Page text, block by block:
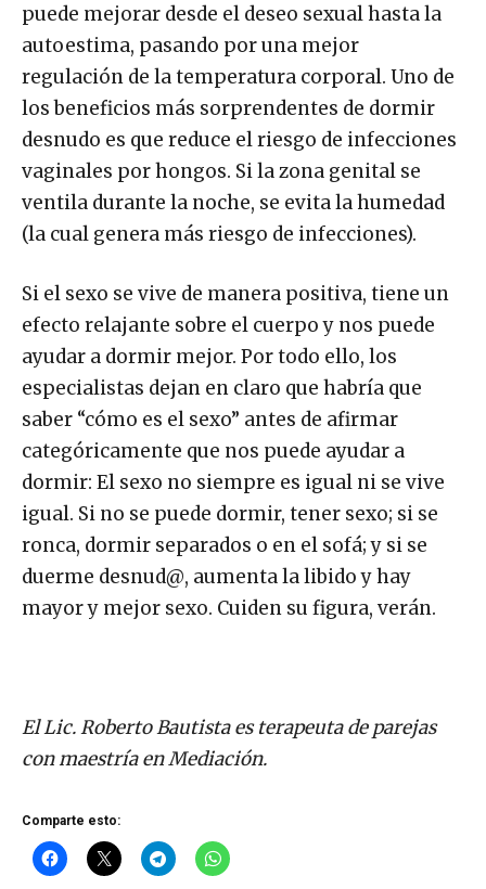
puede mejorar desde el deseo sexual hasta la
autoestima, pasando por una mejor
regulación de la temperatura corporal. Uno de
los beneficios más sorprendentes de dormir
desnudo es que reduce el riesgo de infecciones
vaginales por hongos. Si la zona genital se
ventila durante la noche, se evita la humedad
(la cual genera más riesgo de infecciones).
Si el sexo se vive de manera positiva, tiene un
efecto relajante sobre el cuerpo y nos puede
ayudar a dormir mejor. Por todo ello, los
especialistas dejan en claro que habría que
saber “cómo es el sexo” antes de afirmar
categóricamente que nos puede ayudar a
dormir: El sexo no siempre es igual ni se vive
igual. Si no se puede dormir, tener sexo; si se
ronca, dormir separados o en el sofá; y si se
duerme desnud@, aumenta la libido y hay
mayor y mejor sexo. Cuiden su figura, verán.
El Lic. Roberto Bautista es terapeuta de parejas
con maestría en Mediación.
Comparte esto: